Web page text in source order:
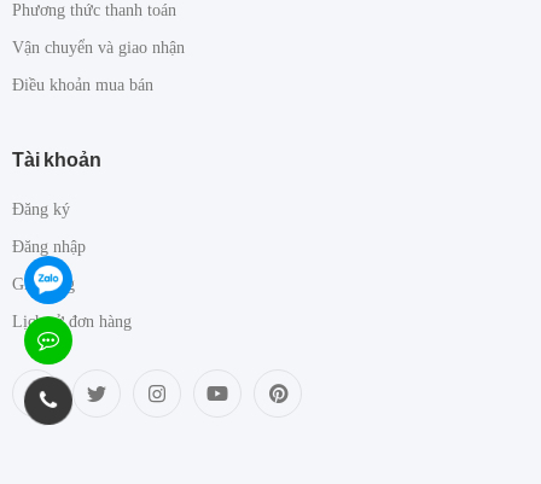
Phương thức thanh toán
Vận chuyển và giao nhận
Điều khoản mua bán
Tài khoản
Đăng ký
Đăng nhập
Giỏ hàng
Lịch sử đơn hàng